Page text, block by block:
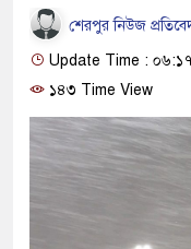
শেরপুর নিউজ
Update Time :
১৪৩ Time View